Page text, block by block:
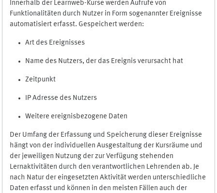
Innerhalb der Learnweb-Kurse werden Aufrufe von
Funktionalitäten durch Nutzer in Form sogenannter Ereignisse
automatisiert erfasst. Gespeichert werden:
Art des Ereignisses
Name des Nutzers, der das Ereignis verursacht hat
Zeitpunkt
IP Adresse des Nutzers
Weitere ereignisbezogene Daten
Der Umfang der Erfassung und Speicherung dieser Ereignisse
hängt von der individuellen Ausgestaltung der Kursräume und
der jeweiligen Nutzung der zur Verfügung stehenden
Lernaktivitäten durch den verantwortlichen Lehrenden ab. Je
nach Natur der eingesetzten Aktivität werden unterschiedliche
Daten erfasst und können in den meisten Fällen auch der